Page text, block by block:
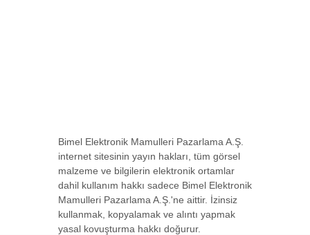
Bimel Elektronik Mamulleri Pazarlama A.Ş.
internet sitesinin yayın hakları, tüm görsel
malzeme ve bilgilerin elektronik ortamlar
dahil kullanım hakkı sadece Bimel Elektronik
Mamulleri Pazarlama A.Ş.'ne aittir. İzinsiz
kullanmak, kopyalamak ve alıntı yapmak
yasal kovuşturma hakkı doğurur.